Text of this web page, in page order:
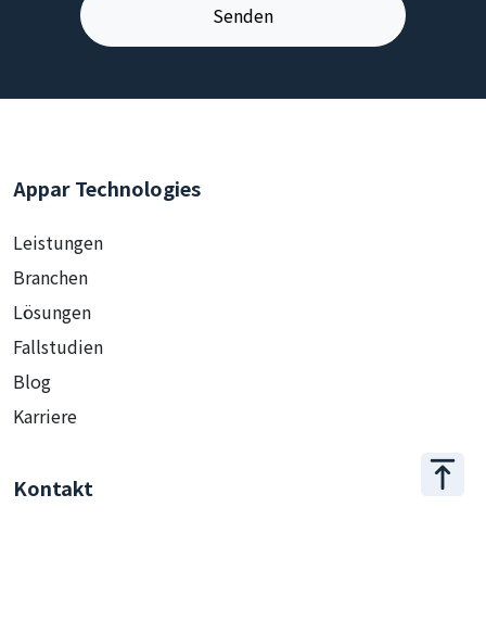
Appar Technologies
Leistungen
Branchen
Lösungen
Fallstudien
Blog
Karriere
Kontakt